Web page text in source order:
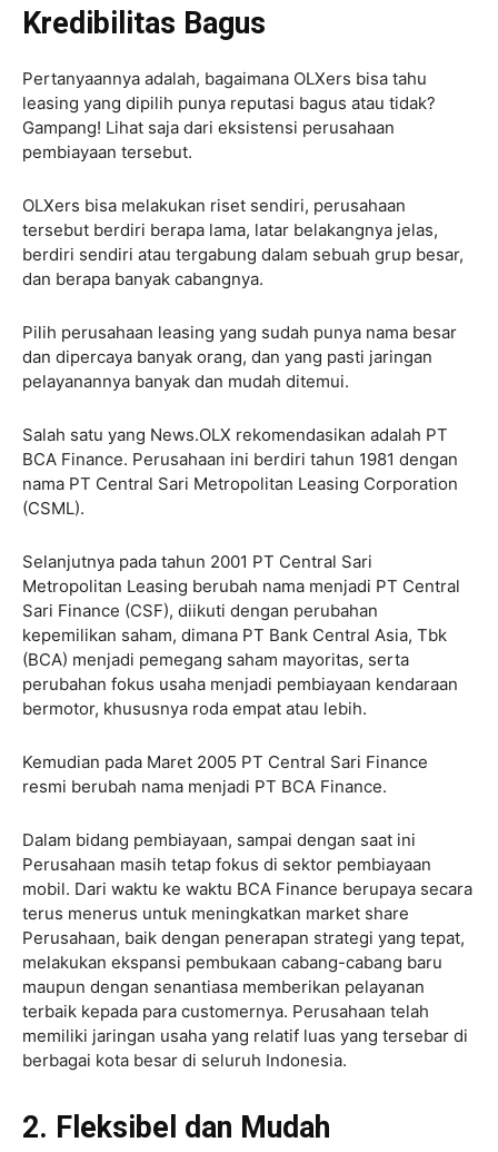
Kredibilitas Bagus
Pertanyaannya adalah, bagaimana OLXers bisa tahu
leasing yang dipilih punya reputasi bagus atau tidak?
Gampang! Lihat saja dari eksistensi perusahaan
pembiayaan tersebut.
OLXers bisa melakukan riset sendiri, perusahaan
tersebut berdiri berapa lama, latar belakangnya jelas,
berdiri sendiri atau tergabung dalam sebuah grup besar,
dan berapa banyak cabangnya.
Pilih perusahaan leasing yang sudah punya nama besar
dan dipercaya banyak orang, dan yang pasti jaringan
pelayanannya banyak dan mudah ditemui.
Salah satu yang News.OLX rekomendasikan adalah PT
BCA Finance. Perusahaan ini berdiri tahun 1981 dengan
nama PT Central Sari Metropolitan Leasing Corporation
(CSML).
Selanjutnya pada tahun 2001 PT Central Sari
Metropolitan Leasing berubah nama menjadi PT Central
Sari Finance (CSF), diikuti dengan perubahan
kepemilikan saham, dimana PT Bank Central Asia, Tbk
(BCA) menjadi pemegang saham mayoritas, serta
perubahan fokus usaha menjadi pembiayaan kendaraan
bermotor, khususnya roda empat atau lebih.
Kemudian pada Maret 2005 PT Central Sari Finance
resmi berubah nama menjadi PT BCA Finance.
Dalam bidang pembiayaan, sampai dengan saat ini
Perusahaan masih tetap fokus di sektor pembiayaan
mobil. Dari waktu ke waktu BCA Finance berupaya secara
terus menerus untuk meningkatkan market share
Perusahaan, baik dengan penerapan strategi yang tepat,
melakukan ekspansi pembukaan cabang-cabang baru
maupun dengan senantiasa memberikan pelayanan
terbaik kepada para customernya. Perusahaan telah
memiliki jaringan usaha yang relatif luas yang tersebar di
berbagai kota besar di seluruh Indonesia.
2. Fleksibel dan Mudah